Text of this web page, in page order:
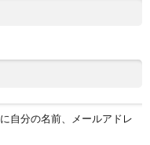
自分の名前、メールアドレ